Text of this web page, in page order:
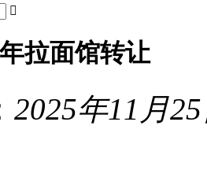

拉面馆转让
2025年11月